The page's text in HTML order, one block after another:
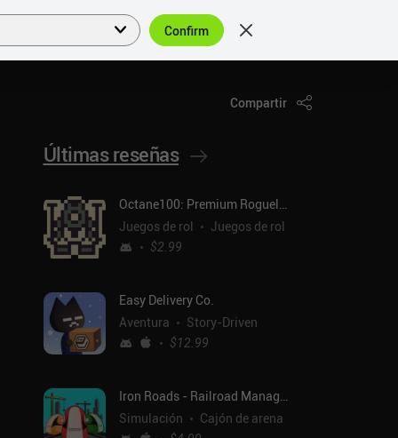
ES
Compartir
Últimas reseñas
Octane100: Premium Roguelike
Juegos de rol
Juegos de rol
$2.99
Easy Delivery Co.
Aventura
Story-Driven
$12.99
Iron Roads - Railroad Manager
Simulación
Cajón de arena
Confirm